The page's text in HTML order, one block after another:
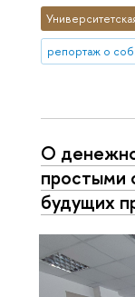
репортаж о
О
простыми
будущих